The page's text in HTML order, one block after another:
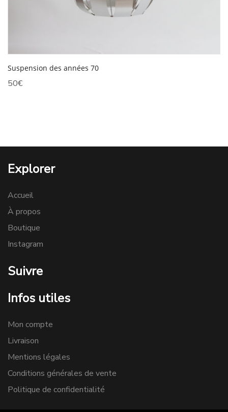
Suspension des années 70
50€
Explorer
Accueil
À propos
Boutique
Instagram
Suivre
Infos utiles
Mon compte
Livraison
Mentions légales
Conditions générales de vente
Politique de confidentialité